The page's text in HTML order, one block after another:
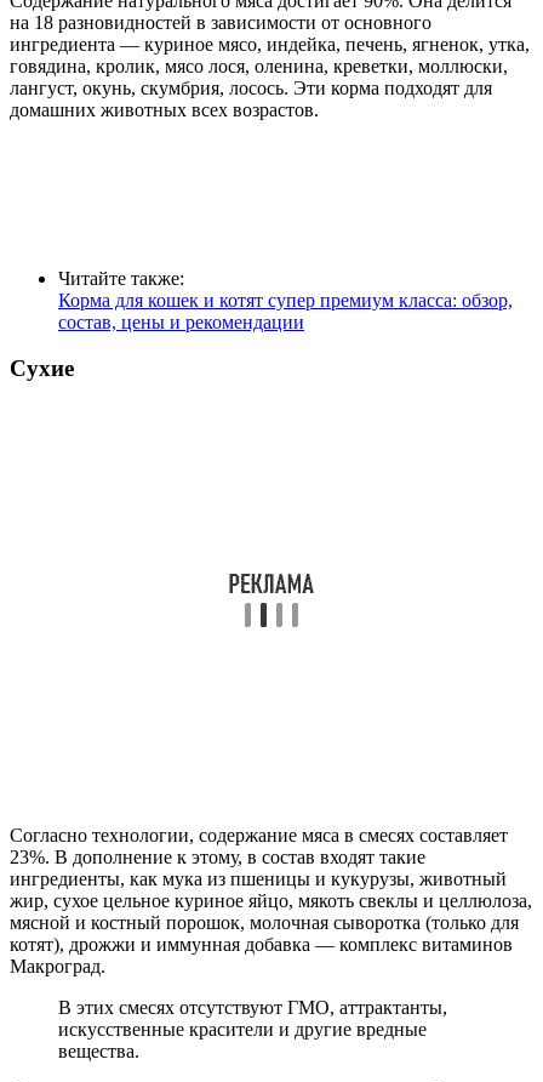
на 18 разновидностей в зависимости от основного
ингредиента — куриное мясо, индейка, печень, ягненок, утка,
говядина, кролик, мясо лося, оленина, креветки, моллюски,
лангуст, окунь, скумбрия, лосось. Эти корма подходят для
домашних животных всех возрастов.
Читайте также:
Корма для кошек и котят супер премиум класса: обзор,
состав, цены и рекомендации
Сухие
Согласно технологии, содержание мяса в смесях составляет
23%. В дополнение к этому, в состав входят такие
ингредиенты, как мука из пшеницы и кукурузы, животный
жир, сухое цельное куриное яйцо, мякоть свеклы и целлюлоза,
мясной и костный порошок, молочная сыворотка (только для
котят), дрожжи и иммунная добавка — комплекс витаминов
Макроград.
В этих смесях отсутствуют ГМО, аттрактанты,
искусственные красители и другие вредные
вещества.